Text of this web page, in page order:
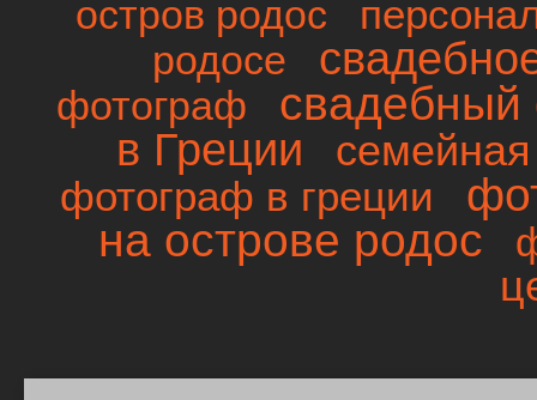
остров родос
родосе
фотограф свадебный
в Греции
фотограф в греции
на острове родос